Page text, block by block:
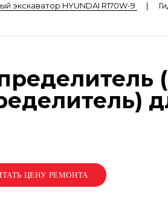
экскаватор HYUNDAI R170W-9